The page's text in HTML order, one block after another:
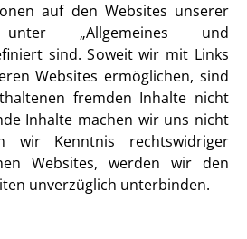
auf den Websites unserer
„Allgemeines und
sind. Soweit wir mit Links
Websites ermöglichen, sind
fremden Inhalte nicht
Inhalte machen wir uns nicht
wir Kenntnis rechtswidriger
Websites, werden wir den
unverzüglich unterbinden.